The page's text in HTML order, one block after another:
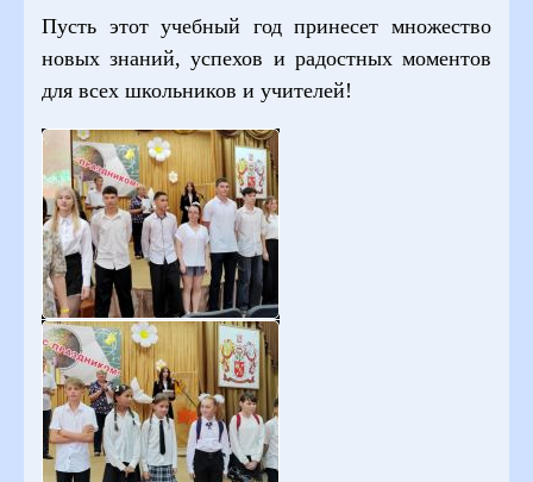
Пусть этот учебный год принесет множество
новых знаний, успехов и радостных моментов
для всех школьников и учителей!